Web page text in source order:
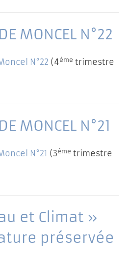
MONCEL N°22
N°22 (4éme trimestre
MONCEL N°21
N°21 (3éme trimestre
et Climat »
préservée